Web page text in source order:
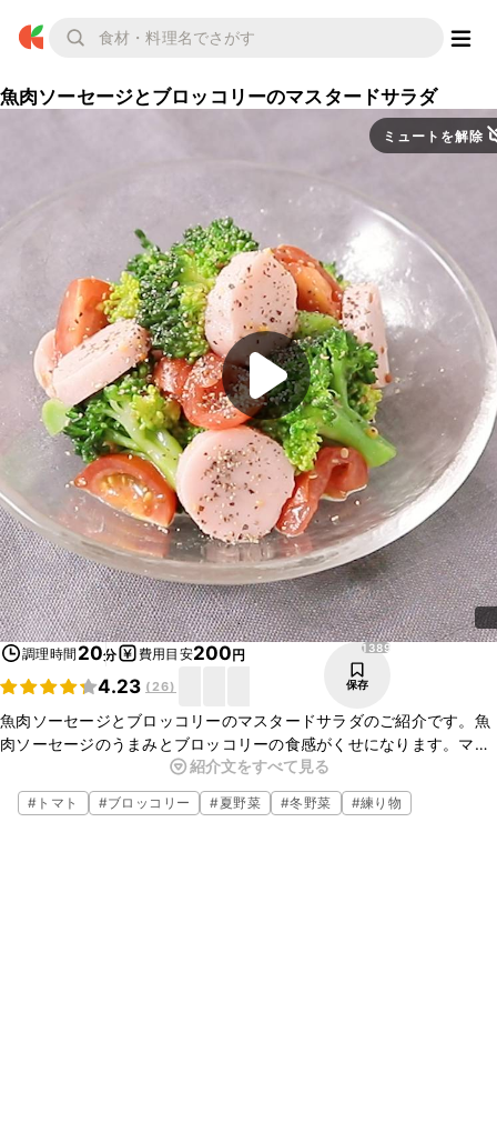
魚肉ソーセージとブロッコリーのマスタードサラダ
ミュートを解除
調理時間 20分 費用目安200円
4.23 (26)
1389
保存
魚肉ソーセージとブロッコリーのマスタードサラダのご紹介です。魚
肉ソーセージのうまみとブロッコリーの食感がくせになります。マス
タードのピリッとした後味がアクセントになります。お酒のおつまみ
におすすめなのでぜひお試しくださいね。
紹介文をすべて見る
# トマト #ブロッコリー #夏野菜 #冬野菜 #練り物